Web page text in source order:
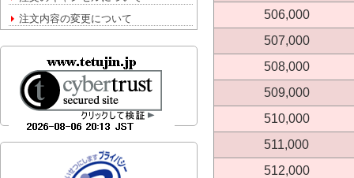
注文内容の変更について
506,000
507,000
508,000
509,000
510,000
511,000
512,000